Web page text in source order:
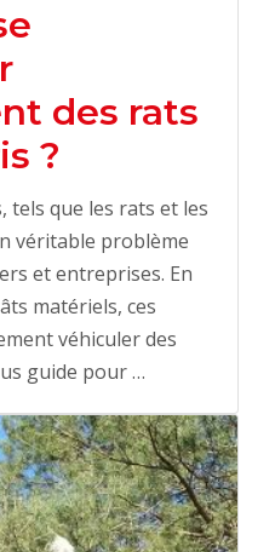
des rats
?
tels que les rats et les
véritable problème
et entreprises. En
matériels, ces
véhiculer des
guide pour …